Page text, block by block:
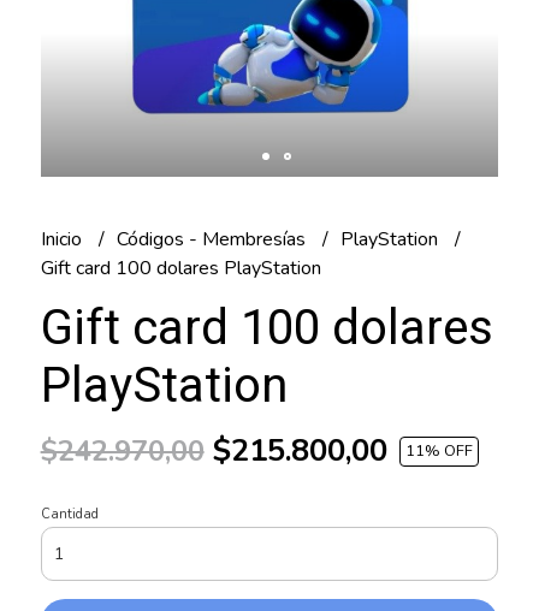
Inicio Códigos - Membresías
PlayStation
Gift card 100 dolares PlayStation
Gift card 100 dolares
PlayStation
$242.970,00$215.800,00 11% OFF
Cantidad